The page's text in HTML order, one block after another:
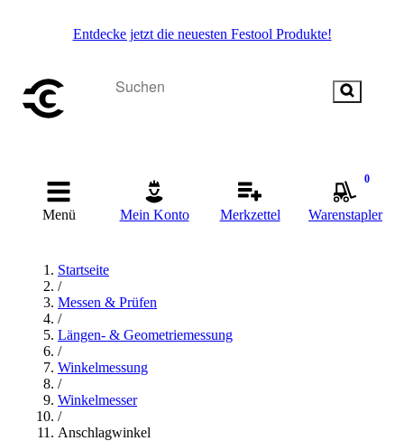
Entdecke jetzt die neuesten Festool Produkte!
Menü Mein Konto Merkzettel
0
Warenstapler
Startseite
/
Messen & Prüfen
/
Längen- & Geometriemessung
/
Winkelmessung
/
Winkelmesser
/
Anschlagwinkel